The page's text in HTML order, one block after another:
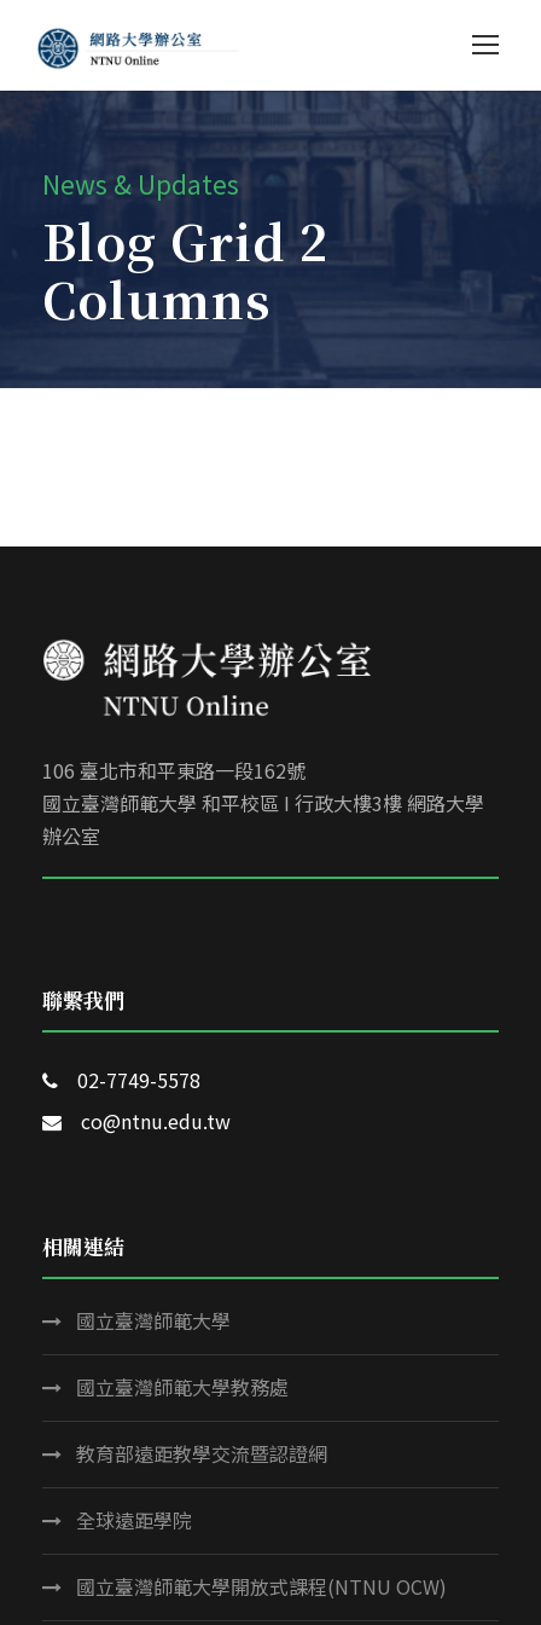
News & Updates
Blog Grid 2
Columns
106 臺北市和平東路一段162號
國立臺灣師範大學 和平校區 I 行政大樓3樓 網路大學
辦公室
聯繫我們
02-7749-5578
co@ntnu.edu.tw
相關連結
國立臺灣師範大學
國立臺灣師範大學教務處
教育部遠距教學交流暨認證網
全球遠距學院
國立臺灣師範大學開放式課程(NTNU OCW)